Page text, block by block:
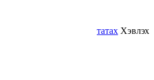
татах Хэвлэх